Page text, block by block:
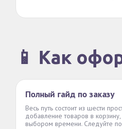
📱 Как
Полный гайд по заказу
Весь путь состоит из шести
добавление товаров в корзину,
выбором времени. Следуйте